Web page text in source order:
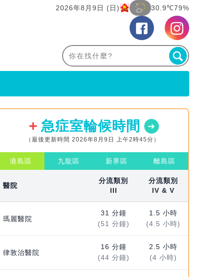
2026年8月9日 (日) 30.9℃79%
急症室輪候時間
（最後更新時間 2026年8月9日 上午2時45分）
港島區 九龍區 新界區 離島區
醫院
分流類別
III
分流類別
IV & V
瑪麗醫院
31 分鐘
(51 分鐘)
1.5 小時
(4.5 小時)
律敦治醫院
16 分鐘
(44 分鐘)
2.5 小時
(4 小時)